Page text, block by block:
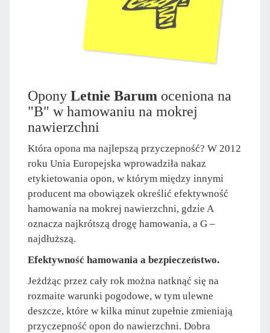
Opony Letnie Barum oceniona na
"B" w hamowaniu na mokrej
nawierzchni
Która opona ma najlepszą przyczepność? W 2012
roku Unia Europejska wprowadziła nakaz
etykietowania opon, w którym między innymi
producent ma obowiązek określić efektywność
hamowania na mokrej nawierzchni, gdzie A
oznacza najkrótszą drogę hamowania, a G –
najdłuższą.
Efektywność hamowania a bezpieczeństwo.
Jeżdżąc przez cały rok można natknąć się na
rozmaite warunki pogodowe, w tym ulewne
deszcze, które w kilka minut zupełnie zmieniają
przyczepność opon do nawierzchni. Dobra